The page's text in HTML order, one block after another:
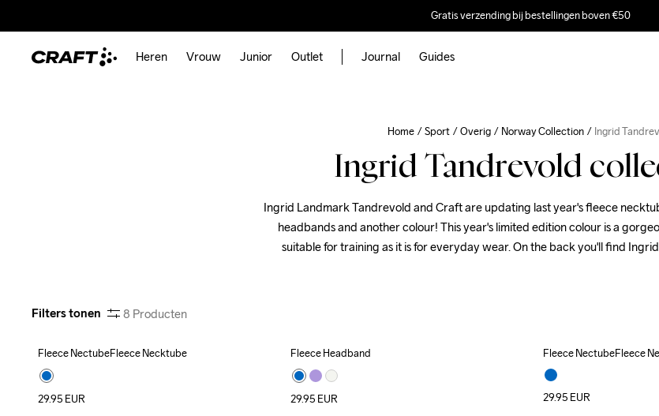
Gratis verzending bij bestellingen boven €50
Heren Vrouw Junior Outlet Journal Guides
Home Sport Overig Norway Collection Ingrid
Ingrid Tandrevold
Ingrid Landmark Tandrevold and Craft are updating last year's fleece
headbands and another colour! This year's limited edition colour is a
suitable for training as it is for everyday wear. On the back you'll find
Filters tonen 8 Producten
Fleece NectubeFleece Necktube
29.95 EUR
Fleece Headband
29.95 EUR
Fleece NectubeFleece
29.95 EUR